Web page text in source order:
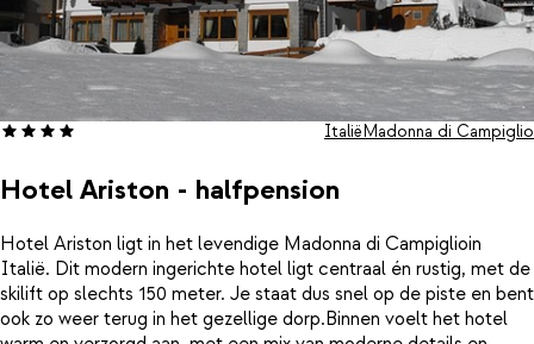
Hotel Ariston - halfpension
ItaliëMadonna di Campiglio
Hotel Ariston ligt in het levendige Madonna di Campiglioin
Italië. Dit modern ingerichte hotel ligt centraal én rustig, met de
skilift op slechts 150 meter. Je staat dus snel op de piste en bent
ook zo weer terug in het gezellige dorp.Binnen voelt het hotel